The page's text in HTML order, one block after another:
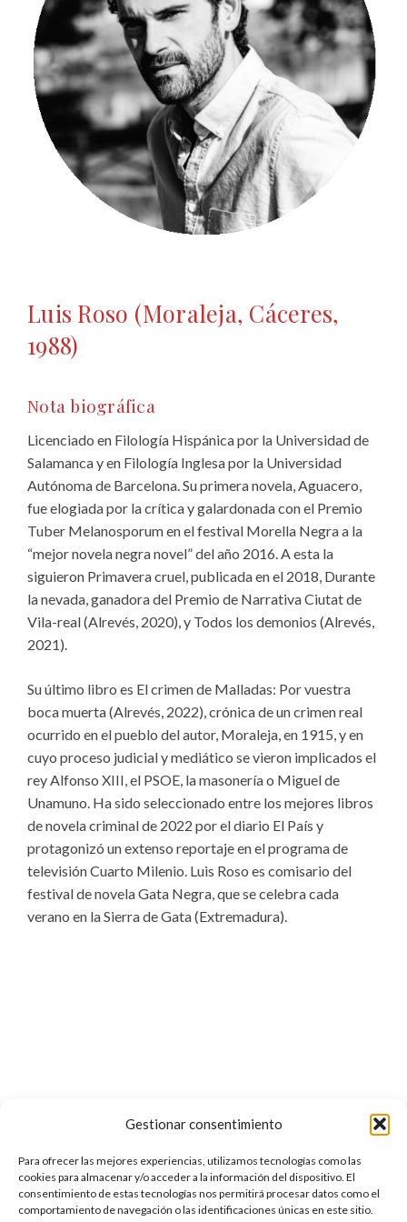
Gestionar consentimiento
Para ofrecer las mejores experiencias, utilizamos tecnologías como las
cookies para almacenar y/o acceder a la información del dispositivo. El
consentimiento de estas tecnologías nos permitirá procesar datos como el
comportamiento de navegación o las identificaciones únicas en este sitio.
Luis Roso (Moraleja, Cáceres,
1988)
Nota biográfica
Licenciado en Filología Hispánica por la Universidad de
Salamanca y en Filología Inglesa por la Universidad
Autónoma de Barcelona. Su primera novela, Aguacero,
fue elogiada por la crítica y galardonada con el Premio
Tuber Melanosporum en el festival Morella Negra a la
“mejor novela negra novel” del año 2016. A esta la
siguieron Primavera cruel, publicada en el 2018, Durante
la nevada, ganadora del Premio de Narrativa Ciutat de
Vila-real (Alrevés, 2020), y Todos los demonios (Alrevés,
2021).
Su último libro es El crimen de Malladas: Por vuestra
boca muerta (Alrevés, 2022), crónica de un crimen real
ocurrido en el pueblo del autor, Moraleja, en 1915, y en
cuyo proceso judicial y mediático se vieron implicados el
rey Alfonso XIII, el PSOE, la masonería o Miguel de
Unamuno. Ha sido seleccionado entre los mejores libros
de novela criminal de 2022 por el diario El País y
protagonizó un extenso reportaje en el programa de
televisión Cuarto Milenio. Luis Roso es comisario del
festival de novela Gata Negra, que se celebra cada
verano en la Sierra de Gata (Extremadura).